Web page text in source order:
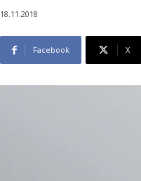
18.11.2018
Facebook X